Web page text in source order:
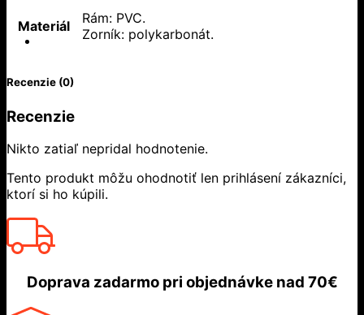
Materiál
Rám: PVC.
Zorník: polykarbonát.
Recenzie (0)
Recenzie
Nikto zatiaľ nepridal hodnotenie.
Tento produkt môžu ohodnotiť len prihlásení zákazníci,
ktorí si ho kúpili.
Doprava zadarmo pri objednávke nad 70€